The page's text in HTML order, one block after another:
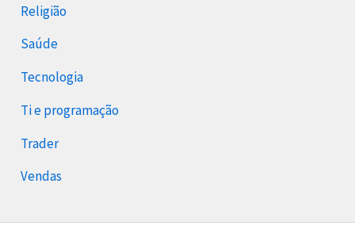
Religião
Saúde
Tecnologia
Ti e programação
Trader
Vendas